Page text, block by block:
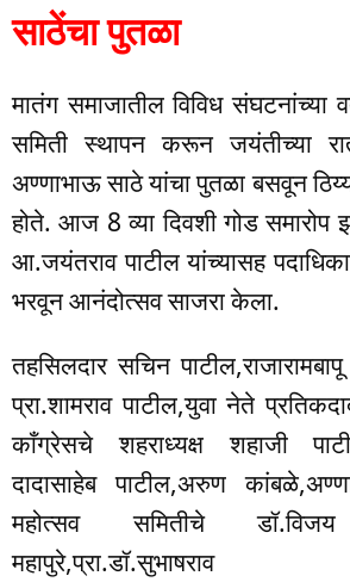
साठेंचा पुतळा
मातंग समाजातील विविध संघटनांच्या
समिती स्थापन करून जयंतीच्या
अण्णाभाऊ साठे यांचा पुतळा बसवून
होते. आज 8 व्या दिवशी गोड समारोप
आ.जयंतराव पाटील यांच्यासह
भरवून आनंदोत्सव साजरा केला.
तहसिलदार सचिन
प्रा.शामराव पाटील,युवा नेते
काँग्रेसचे शहराध्यक्ष शहाजी
दादासाहेब पाटील,अरुण
महोत्सव समितीचे डॉ.विजय
महापुरे,प्रा.डॉ.सुभाषराव